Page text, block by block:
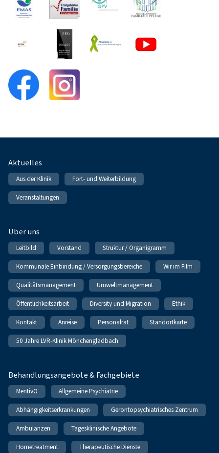
Fußnavigation
Aktuelles
Aus der Klinik Fort- und Weiterbildung
Veranstaltungen
Über uns
Leitbild Vorstand Struktur / Organigramm
Kommunale Einbindung / Versorgungsbereiche Wir im Film
Qualitätsmanagement Umweltmanagement
Öffentlichkeitsarbeit Diversity und Migration Ethik
Kontakt Anreise Personalrat Standortkarte
50 Jahre LVR-Klinik Mönchengladbach
Behandlungsangebote & Fachgebiete
MentivO Allgemeine Psychiatrie
Abhängigkeitserkrankungen Gerontopsychiatrisches Zentrum
Ambulanzen Tagesklinische Angebote
Hometreatment Therapeutische Dienste